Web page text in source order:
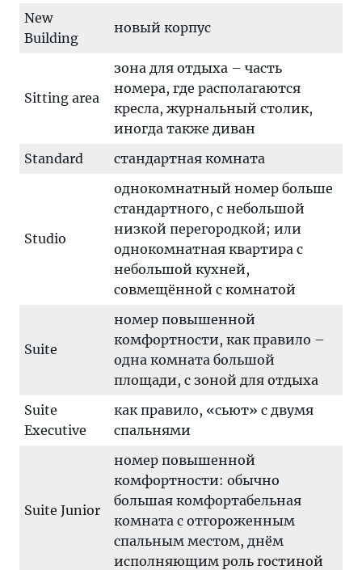
New
Building
новый корпус
Sitting area
зона для отдыха – часть
номера, где располагаются
кресла, журнальный столик,
иногда также диван
Standard
стандартная комната
Studio
однокомнатный номер больше
стандартного, с небольшой
низкой перегородкой; или
однокомнатная квартира с
небольшой кухней,
совмещённой с комнатой
Suite
номер повышенной
комфортности, как правило –
одна комната большой
площади, с зоной для отдыха
Suite
Executive
как правило, «сьют» с двумя
спальнями
Suite Junior
номер повышенной
комфортности: обычно
большая комфортабельная
комната с отгороженным
спальным местом, днём
исполняющим роль гостиной